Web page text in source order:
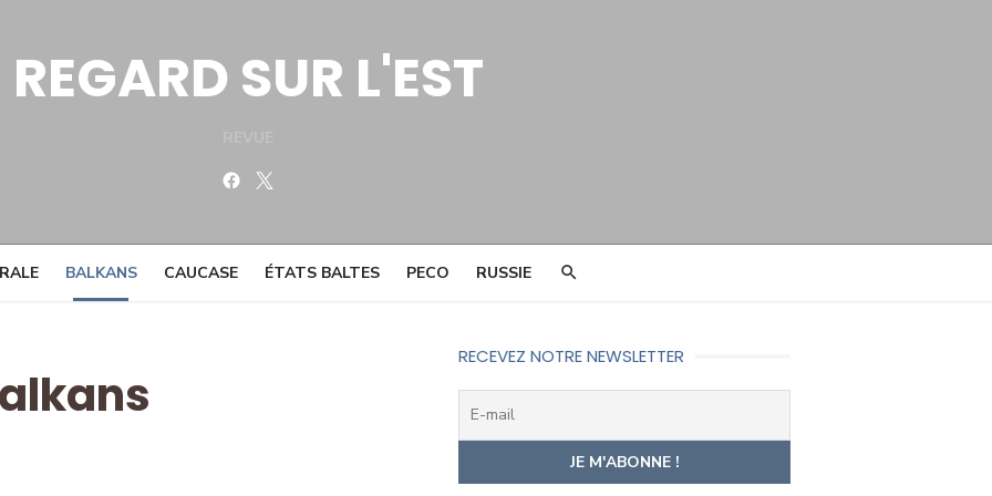
REGARD SUR L'EST
Facebook
BALKANS CAUCASE ÉTATS BALTES PECO RUSSIE
RECEVEZ NOTRE NEWSLETTER